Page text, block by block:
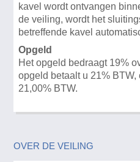
kavel wordt ontvangen
de veiling, wordt het
betreffende kavel
Opgeld
Het opgeld bedraagt 19%
opgeld betaalt u 21% BTW,
21,00% BTW.
OVER DE VEILING